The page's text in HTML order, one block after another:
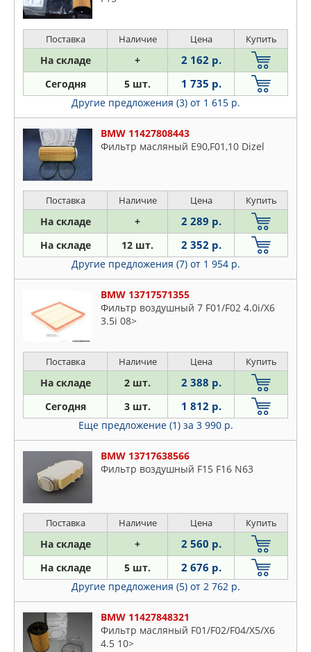
Поставка Наличие Цена Купить
На складе + 2 162 р.
Сегодня 5 шт. 1 735 р.
Другие предложения (3) от 1 615 р.
BMW 11427808443
Фильтр масляный E90,F01,10 Dizel
Поставка Наличие Цена Купить
На складе + 2 289 р.
На складе 12 шт. 2 352 р.
Другие предложения (7) от 1 954 р.
BMW 13717571355
Фильтр воздушный 7 F01/F02 4.0i/X6
3.5i 08>
Поставка Наличие Цена Купить
На складе 2 шт. 2 388 р.
Сегодня 3 шт. 1 812 р.
Еще предложение (1) за 3 990 р.
BMW 13717638566
Фильтр воздушный F15 F16 N63
Поставка Наличие Цена Купить
На складе + 2 560 р.
На складе 5 шт. 2 676 р.
Другие предложения (5) от 2 762 р.
BMW 11427848321
Фильтр масляный F01/F02/F04/X5/X6
4.5 10>